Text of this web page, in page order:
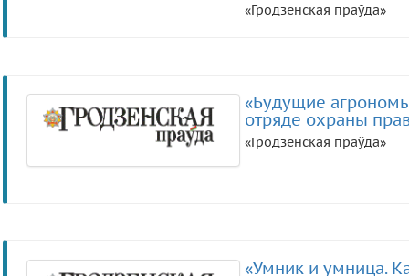
«Гродзенская праўда»
«Будущие
отряде охраны
«Гродзенская праўда»
«Умник и умница.